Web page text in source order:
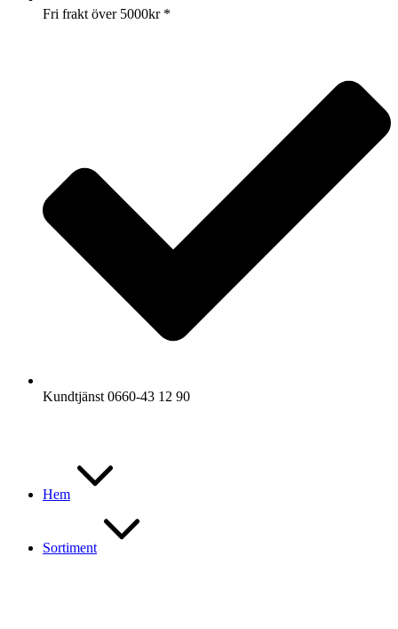
Fri frakt över 5000kr *
Kundtjänst 0660-43 12 90
Hem
Sortiment